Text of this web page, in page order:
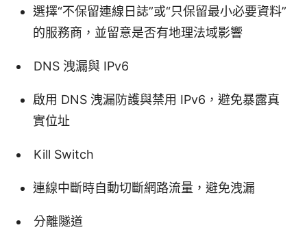
選擇“不保留連線日誌”或“只保留最小必要資料”
的服務商，並留意是否有地理法域影響
DNS 洩漏與 IPv6
啟用 DNS 洩漏防護與禁用 IPv6，避免暴露真
實位址
Kill Switch
連線中斷時自動切斷網路流量，避免洩漏
分離隧道